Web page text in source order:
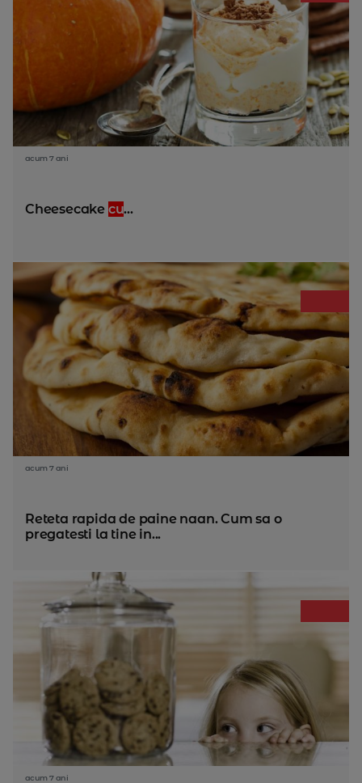
acum 7 ani
Cheesecake cu...
acum 7 ani
Reteta rapida de paine naan. Cum sa o
pregatesti la tine in...
acum 7 ani